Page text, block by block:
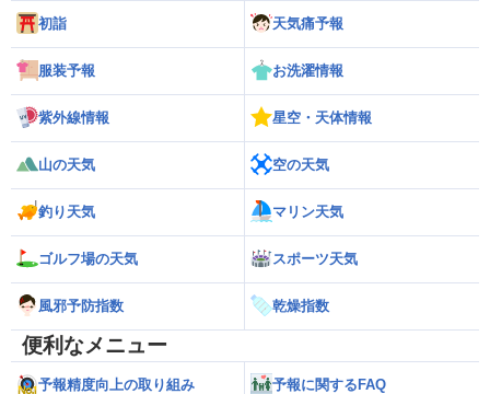
初詣 天気痛予報
服装予報 お洗濯情報
紫外線情報 星空・天体情報
山の天気 空の天気
釣り天気 マリン天気
ゴルフ場の天気 スポーツ天気
風邪予防指数 乾燥指数
便利なメニュー
予報精度向上の取り組み 予報に関するFAQ